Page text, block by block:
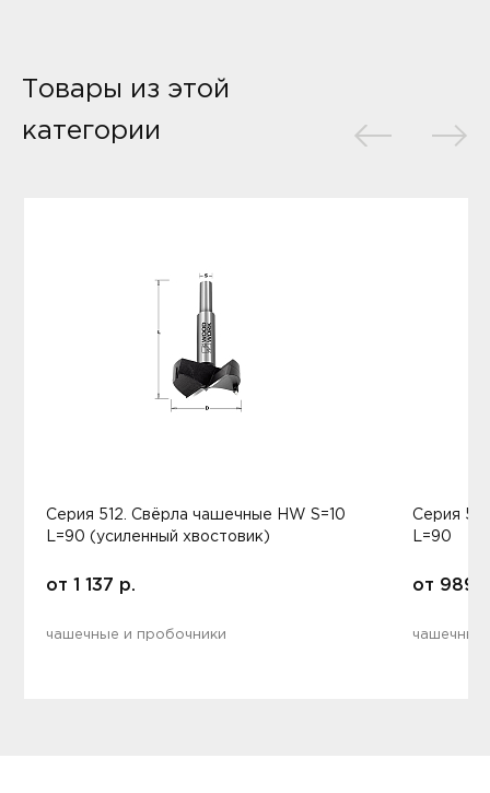
Товары из этой
категории
Серия 512. Свёрла чашечные HW S=10
L=90 (усиленный хвостовик)
от 1 137 р.
чашечные и пробочники
Серия
L=90
от 989
чашечные